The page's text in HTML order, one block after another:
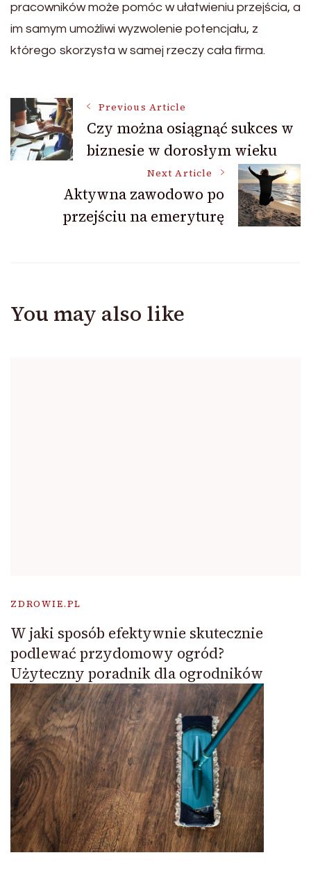
pracowników może pomóc w ułatwieniu przejścia, a
im samym umożliwi wyzwolenie potencjału, z
którego skorzysta w samej rzeczy cała firma.
Post
Navigation
Previous Article
Czy można osiągnąć sukces w
biznesie w dorosłym wieku
Next Article
Aktywna zawodowo po
przejściu na emeryturę
You may also like
ZDROWIE.PL
W jaki sposób efektywnie skutecznie
podlewać przydomowy ogród?
Użyteczny poradnik dla ogrodników